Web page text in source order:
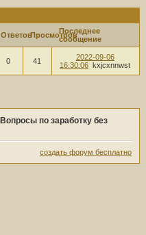
ОтветовПросмотровПоследнее
сообщение
0 41
2022-09-06
16:30:06 kxjcxnnwst
Вопросы по заработку без
создать форум бесплатно